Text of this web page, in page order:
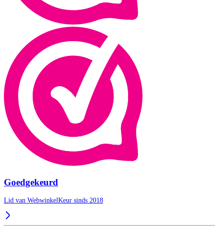
Goedgekeurd
Lid van WebwinkelKeur sinds 2018